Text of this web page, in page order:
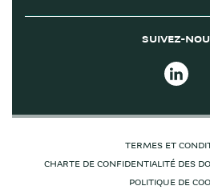
SUIVEZ-
TERMES ET
CHARTE DE CONFIDENTIALITÉ DES
POLITIQUE DE